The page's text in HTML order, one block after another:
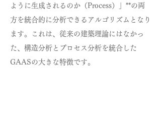
ように生成されるのか（Process）」**の両
方を統合的に分析できるアルゴリズムとなり
ます。これは、従来の建築理論にはなかっ
た、構造分析とプロセス分析を統合した
GAASの大きな特徴です。